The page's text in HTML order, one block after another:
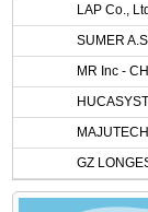
LAP Co.,
SUMER
MR Inc -
GZ